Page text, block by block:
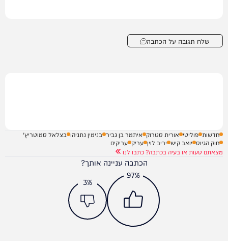
שלח תגובה על הכתבה
חדשות פוליטי אורית סטרוק איתמר בן גביר בנימין נתניהו בצלאל סמוטריץ'
חוק הגיוס יואב קיש יריב לוין עריק עריקים
מצאתם טעות או בעיה בכתבה? כתבו לנו
הכתבה עניינה אותך?
97%
3%